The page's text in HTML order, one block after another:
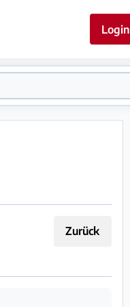
Login
Zurück